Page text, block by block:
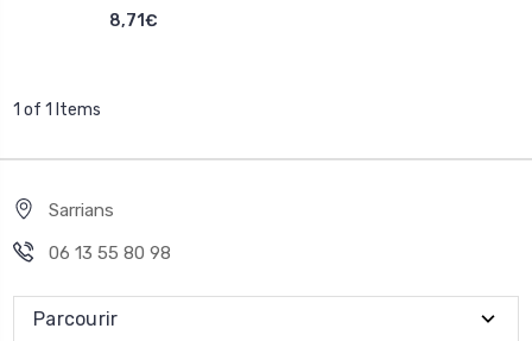
8,71€
1 of 1 Items
Sarrians
06 13 55 80 98
Parcourir